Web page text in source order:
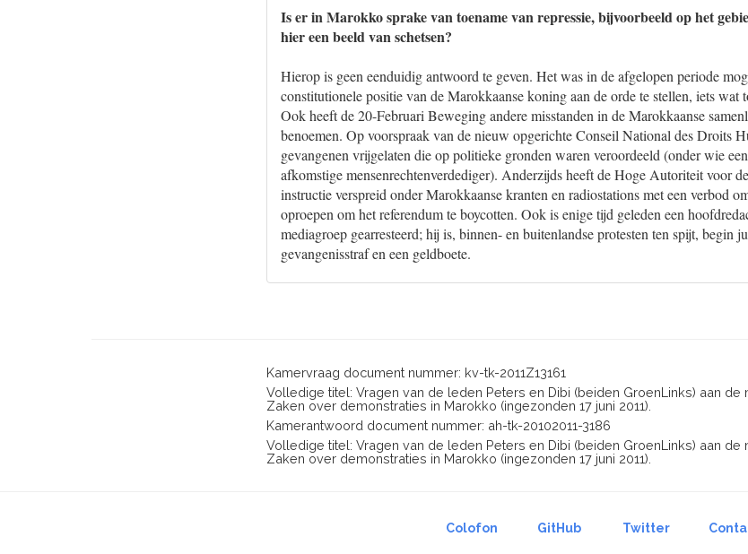
Is er in Marokko sprake van toename van repressie, bijvoorbeeld op het
hier een beeld van schetsen?
Hierop is geen eenduidig antwoord te geven. Het was in de afgelopen periode
constitutionele positie van de Marokkaanse koning aan de orde te stellen, iets wat
Ook heeft de 20-Februari Beweging andere misstanden in de Marokkaanse
benoemen. Op voorspraak van de nieuw opgerichte Conseil National des Droits
gevangenen vrijgelaten die op politieke gronden waren veroordeeld (onder wie
afkomstige mensenrechtenverdediger). Anderzijds heeft de Hoge Autoriteit voor
instructie verspreid onder Marokkaanse kranten en radiostations met een verbod
oproepen om het referendum te boycotten. Ook is enige tijd geleden een
mediagroep gearresteerd; hij is, binnen- en buitenlandse protesten ten spijt, begin
gevangenisstraf en een geldboete.
Kamervraag document nummer: kv-tk-2011Z13161
Volledige titel: Vragen van de leden Peters en Dibi (beiden GroenLinks) aan de
Zaken over demonstraties in Marokko (ingezonden 17 juni 2011).
Kamerantwoord document nummer: ah-tk-20102011-3186
Volledige titel: Vragen van de leden Peters en Dibi (beiden GroenLinks) aan de
Zaken over demonstraties in Marokko (ingezonden 17 juni 2011).
Colofon GitHub Twitter